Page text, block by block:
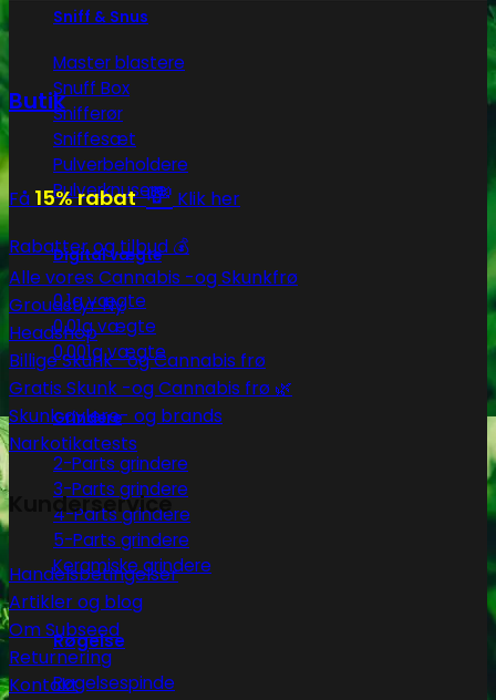
Sniff & Snus
Master blastere
Snuff Box
Snifferør
Sniffesæt
Pulverbeholdere
Pulverknusere
Digital vægte
0,1g vægte
0,01g vægte
0,001g vægte
Grindere
2-Parts grindere
3-Parts grindere
4-Parts grindere
5-Parts grindere
Keramiske grindere
Røgelse
Røgelsespinde
Butik
Få 15% rabat 💸 Klik her
Rabatter og tilbud 💰
Alle vores Cannabis -og Skunkfrø
Groudstyr
Headshop
Billige Skunk -og Cannabis frø
Gratis Skunk -og Cannabis frø 🌿
Skunk avlere- og brands
Narkotikatests
Kunderservice
Handelsbetingelser
Artikler og blog
Om Subseed
Returnering
Kontakt